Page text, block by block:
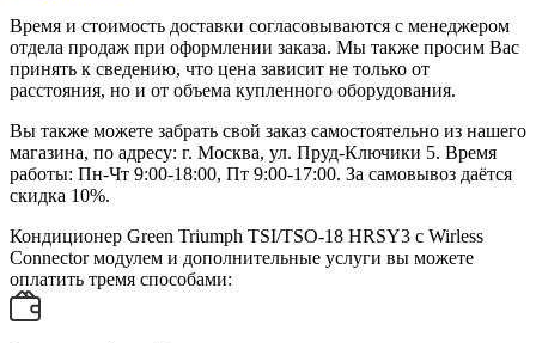
Время и стоимость доставки согласовываются с менеджером
отдела продаж при оформлении заказа. Мы также просим Вас
принять к сведению, что цена зависит не только от
расстояния, но и от объема купленного оборудования.
Вы также можете забрать свой заказ самостоятельно из нашего
магазина, по адресу: г. Москва, ул. Пруд-Ключики 5. Время
работы: Пн-Чт 9:00-18:00, Пт 9:00-17:00. За самовывоз даётся
скидка 10%.
Кондиционер Green Triumph TSI/TSO-18 HRSY3 с Wirless
Connector модулем и дополнительные услуги вы можете
оплатить тремя способами: